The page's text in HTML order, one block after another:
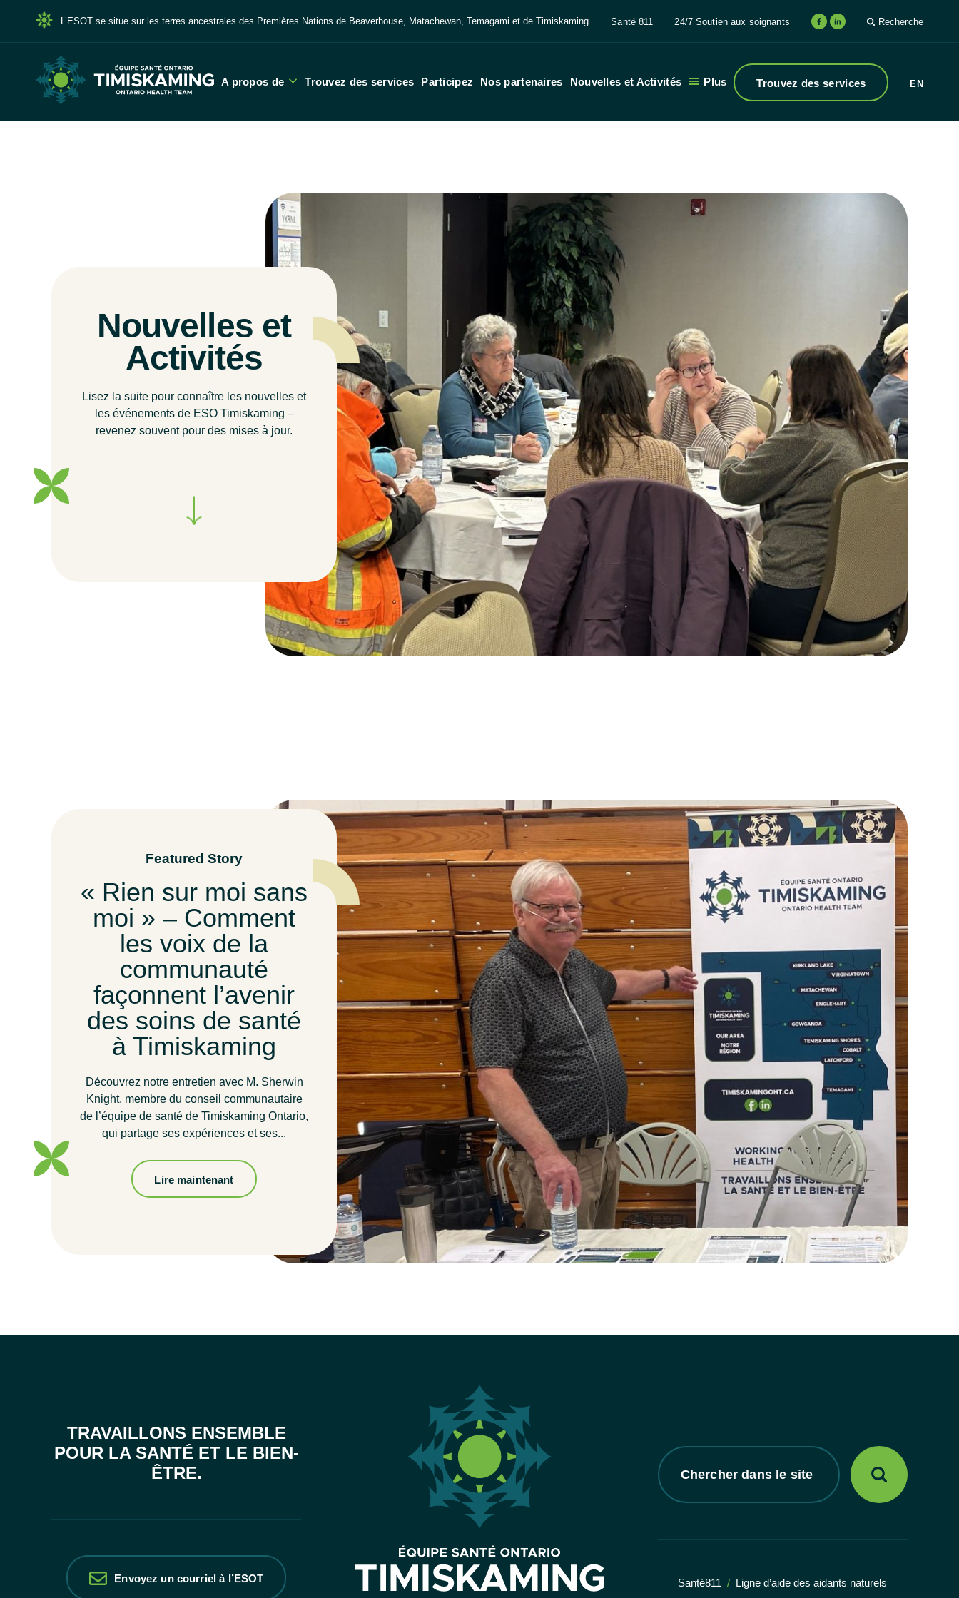
L’ESOT se situe sur les terres ancestrales des Premières Nations de Beaverhouse, Matachewan, Temagami et de Timiskaming. Santé 811 24/7 Soutien aux soignants Recherche
A propos de Trouvez des services Participez Nos partenaires Nouvelles et Activités Plus Trouvez des services EN
Nouvelles et
Activités
Lisez la suite pour connaître les nouvelles et
les événements de ESO Timiskaming –
revenez souvent pour des mises à jour.
Featured Story
« Rien sur moi sans
moi » – Comment
les voix de la
communauté
façonnent l’avenir
des soins de santé
à Timiskaming
Découvrez notre entretien avec M. Sherwin
Knight, membre du conseil communautaire
de l’équipe de santé de Timiskaming Ontario,
qui partage ses expériences et ses...
Lire maintenant
TRAVAILLONS ENSEMBLE
POUR LA SANTÉ ET LE BIEN-
ÊTRE.
Envoyez un courriel à l’ESOT
Chercher
dans
le
site
Santé811 Ligne d’aide des aidants naturels